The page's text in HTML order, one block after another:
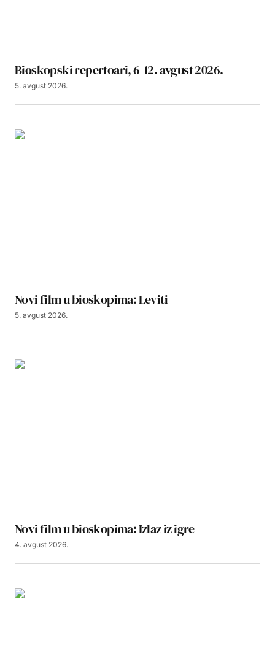
Bioskopski repertoari, 6-12. avgust 2026.
5. avgust 2026.
Novi film u bioskopima: Leviti
5. avgust 2026.
Novi film u bioskopima: Izlaz iz igre
4. avgust 2026.